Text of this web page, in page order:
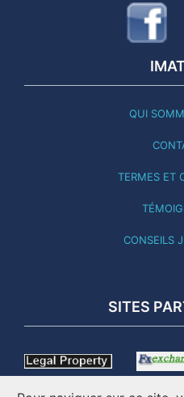
QUI
TERMES ET
CONSEILS
SITES